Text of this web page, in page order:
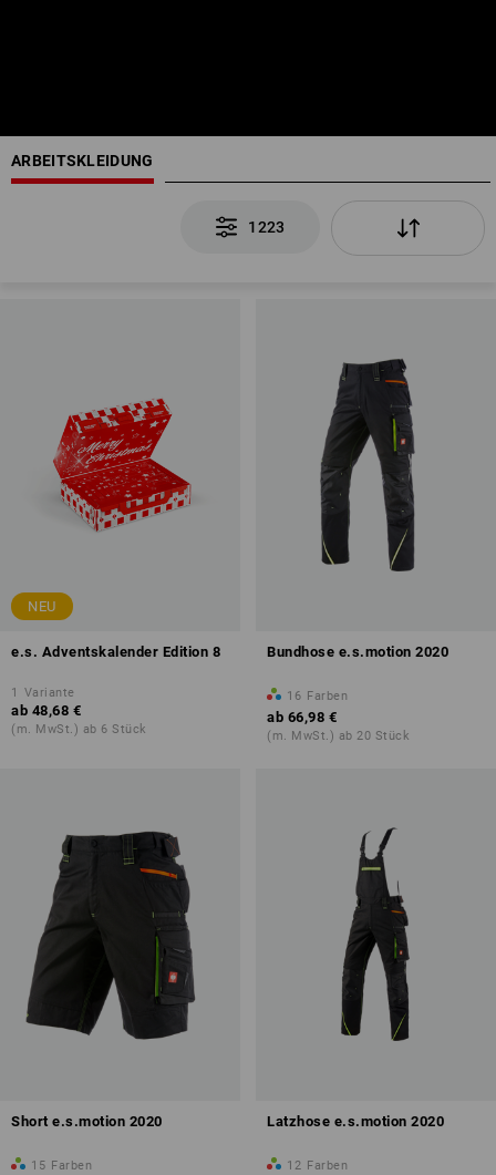
ARBEITSKLEIDUNG
1223
NEU
e.s. Adventskalender Edition 8
1 Variante
ab 48,68 €
(m. MwSt.) ab 6 Stück
Bundhose e.s.motion 2020
16 Farben
ab 66,98 €
(m. MwSt.) ab 20 Stück
Short e.s.motion 2020
15 Farben
Latzhose e.s.motion 2020
12 Farben